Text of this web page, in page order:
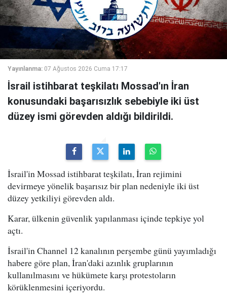
Yayınlanma: 07 Ağustos 2026 Cuma 17:17
İsrail istihbarat teşkilatı Mossad'ın İran
konusundaki başarısızlık sebebiyle iki üst
düzey ismi görevden aldığı bildirildi.
İsrail'in Mossad istihbarat teşkilatı, İran rejimini
devirmeye yönelik başarısız bir plan nedeniyle iki üst
düzey yetkiliyi görevden aldı.
Karar, ülkenin güvenlik yapılanması içinde tepkiye yol
açtı.
İsrail'in Channel 12 kanalının perşembe günü yayımladığı
habere göre plan, İran'daki azınlık gruplarının
kullanılmasını ve hükümete karşı protestoların
körüklenmesini içeriyordu.